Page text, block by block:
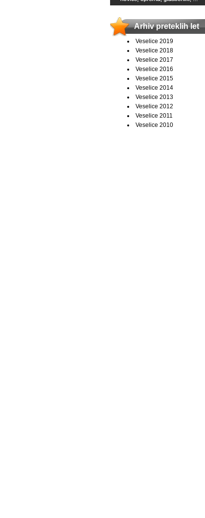
Arhiv preteklih let
Veselice 2019
Veselice 2018
Veselice 2017
Veselice 2016
Veselice 2015
Veselice 2014
Veselice 2013
Veselice 2012
Veselice 2011
Veselice 2010